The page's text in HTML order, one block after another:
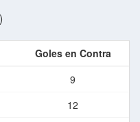
Goles en Contra
9
12